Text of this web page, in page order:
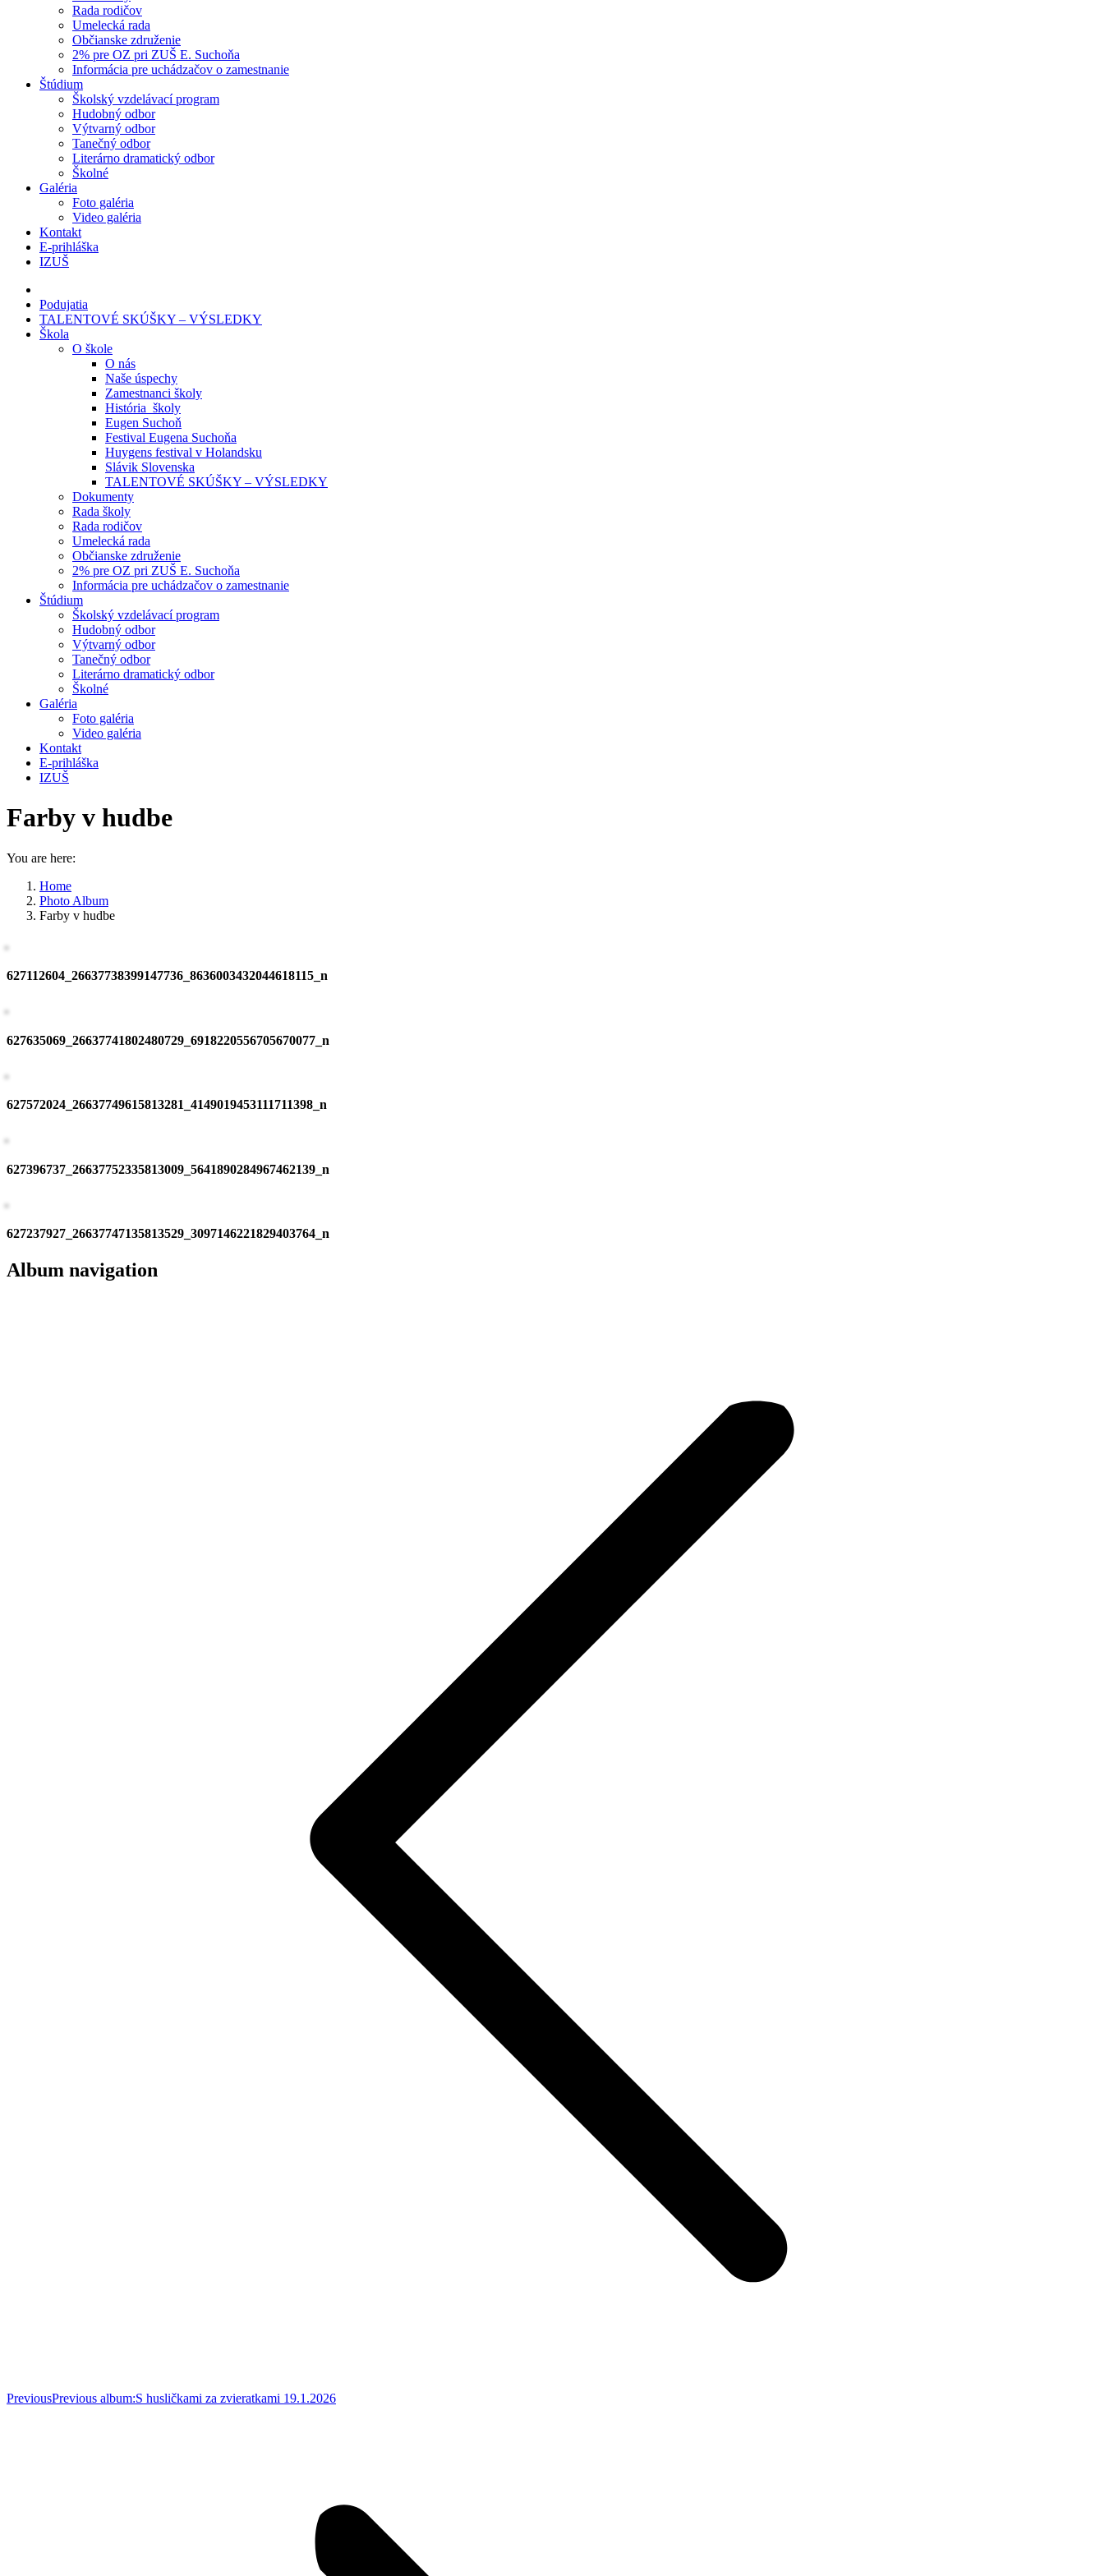
Rada rodičov
Umelecká rada
Občianske združenie
2% pre OZ pri ZUŠ E. Suchoňa
Informácia pre uchádzačov o zamestnanie
Štúdium
Školský vzdelávací program
Hudobný odbor
Výtvarný odbor
Tanečný odbor
Literárno dramatický odbor
Školné
Galéria
Foto galéria
Video galéria
Kontakt
E-prihláška
IZUŠ
Podujatia
TALENTOVÉ SKÚŠKY – VÝSLEDKY
Škola
O škole
O nás
Naše úspechy
Zamestnanci školy
História školy
Eugen Suchoň
Festival Eugena Suchoňa
Huygens festival v Holandsku
Slávik Slovenska
TALENTOVÉ SKÚŠKY – VÝSLEDKY
Dokumenty
Rada školy
Rada rodičov
Umelecká rada
Občianske združenie
2% pre OZ pri ZUŠ E. Suchoňa
Informácia pre uchádzačov o zamestnanie
Štúdium
Školský vzdelávací program
Hudobný odbor
Výtvarný odbor
Tanečný odbor
Literárno dramatický odbor
Školné
Galéria
Foto galéria
Video galéria
Kontakt
E-prihláška
IZUŠ
Farby v hudbe
You are here:
Home
Photo Album
Farby v hudbe
627112604_26637738399147736_8636003432044618115_n
627635069_26637741802480729_6918220556705670077_n
627572024_26637749615813281_4149019453111711398_n
627396737_26637752335813009_5641890284967462139_n
627237927_26637747135813529_3097146221829403764_n
Album navigation
PreviousPrevious album:S husličkami za zvieratkami 19.1.2026